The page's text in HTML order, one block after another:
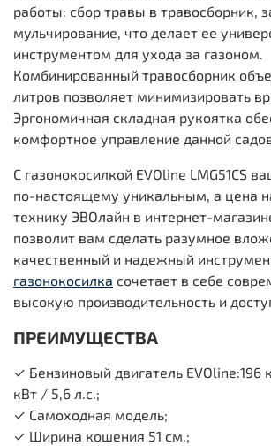
работы: сбор травы в травосборник,
мульчирование, что делает ее
инструментом для ухода за газоном.
Комбинированный травосборник
литров позволяет минимизировать
Эргономичная складная рукоятка
комфортное управление данной
С газонокосилкой EVOline LMG51CS
по-настоящему уникальным, а цена
технику ЭВОлайн в интернет-
позволит вам сделать разумное
качественный и надежный
газонокосилка сочетает в себе
высокую производительность и
ПРЕИМУЩЕСТВА
✓ Бензиновый двигатель EVOline:196
кВт / 5,6 л.с.;
✓ Самоходная модель;
✓ Ширина кошения 51 см.;